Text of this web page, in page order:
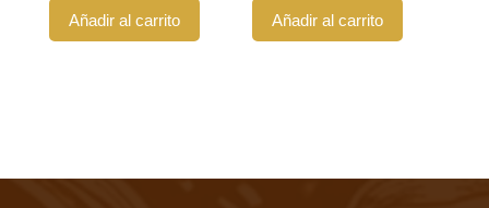
Añadir al carrito Añadir al carrito